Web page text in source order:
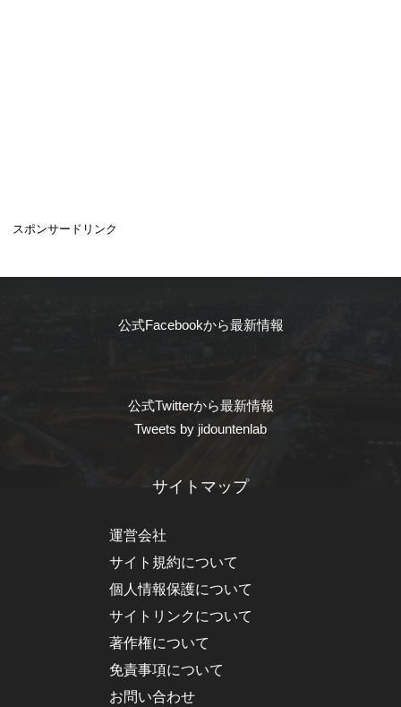
スポンサードリンク
公式Facebookから最新情報
公式Twitterから最新情報
Tweets by jidountenlab
サイトマップ
運営会社
サイト規約について
個人情報保護について
サイトリンクについて
著作権について
免責事項について
お問い合わせ